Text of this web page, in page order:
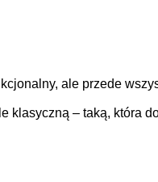
ale przede
klasyczną – taką, która